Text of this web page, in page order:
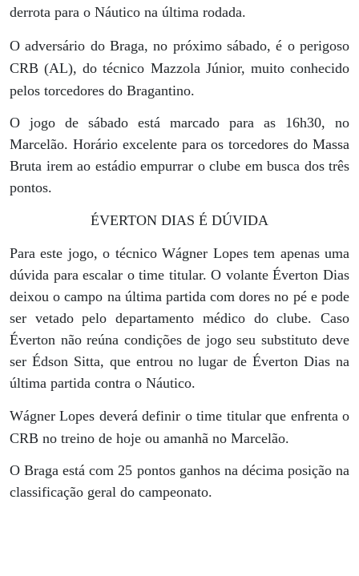
derrota para o Náutico na última rodada.
O adversário do Braga, no próximo sábado, é o perigoso
CRB (AL), do técnico Mazzola Júnior, muito conhecido
pelos torcedores do Bragantino.
O jogo de sábado está marcado para as 16h30, no
Marcelão. Horário excelente para os torcedores do Massa
Bruta irem ao estádio empurrar o clube em busca dos três
pontos.
ÉVERTON DIAS É DÚVIDA
Para este jogo, o técnico Wágner Lopes tem apenas uma
dúvida para escalar o time titular. O volante Éverton Dias
deixou o campo na última partida com dores no pé e pode
ser vetado pelo departamento médico do clube. Caso
Éverton não reúna condições de jogo seu substituto deve
ser Édson Sitta, que entrou no lugar de Éverton Dias na
última partida contra o Náutico.
Wágner Lopes deverá definir o time titular que enfrenta o
CRB no treino de hoje ou amanhã no Marcelão.
O Braga está com 25 pontos ganhos na décima posição na
classificação geral do campeonato.